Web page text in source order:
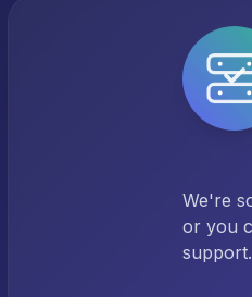
We're
or you
support.